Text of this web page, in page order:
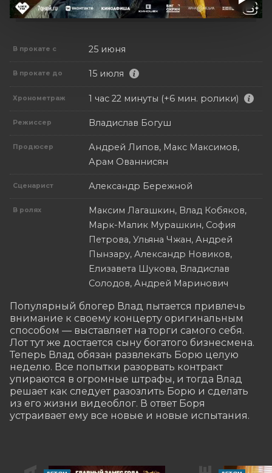
В прокате с 25 июня
В прокате до 15 июля
Хронометраж 1 час 22 минуты (+6 мин. ролики)
Режиссер Владислав Богуш
Продюсер
Андрей Липов, Макс Максимов,
Арам Ованнисян
Сценарист Александр Бережной
В ролях
Максим Лагашкин, Влад Кобяков,
Марк-Малик Мурашкин, София
Петрова, Ульяна Чжан, Андрей
Пынзару, Александр Новиков,
Елизавета Шукова, Владислав
Солодов, Андрей Маринович
Популярный блогер Влад пытается привлечь
внимание к своему концерту оригинальным
способом — выставляет на торги самого себя.
Лот тут же достается сыну богатого бизнесмена.
Теперь Влад обязан развлекать Борю целую
неделю. Все попытки разорвать контракт
упираются в огромные штрафы, и тогда Влад
решает как следует разозлить Борю и сделать
из его жизни видеоблог. В ответ Боря
устраивает ему все новые и новые испытания.